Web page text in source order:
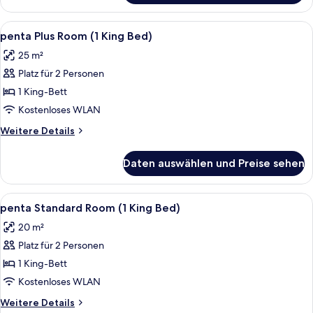
Single
Room
Alle
Fotos
für
penta
Plus
Room
(1
King
anzeigen
Hochwertige Bettwaren,
13
penta Plus Room (1 King Bed)
25 m²
Platz für 2 Personen
1 King-Bett
Kostenloses WLAN
Weitere Details
Weitere
Plus
Room
(1
King
Bed)
Daten auswählen und Preise sehen
Alle
Fotos
für
penta
Standard
Room
(1
Hochwertige Bettwaren,
9
penta Standard Room (1 King Bed)
20 m²
Platz für 2 Personen
1 King-Bett
Kostenloses WLAN
Weitere Details
Weitere